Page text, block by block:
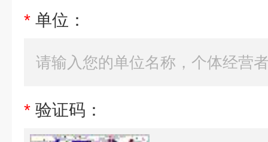
* 单位：
* 验证码：